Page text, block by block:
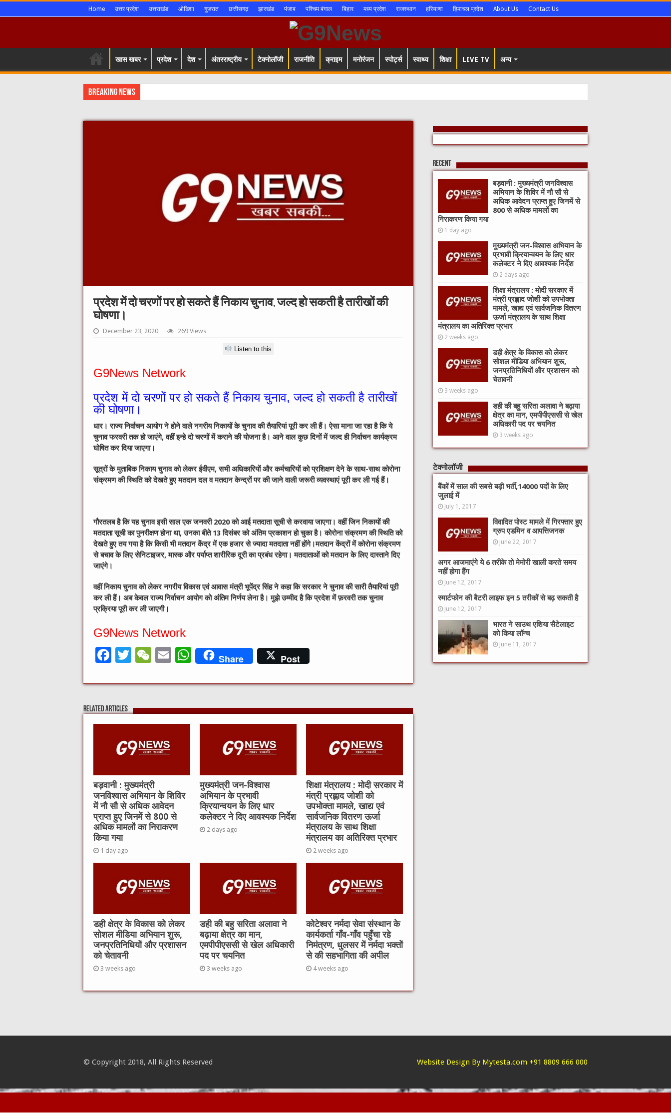
Home उत्तर प्रदेश उत्तराखंड ओडिशा गुजरात छत्तीसगढ़ झारखंड पंजाब पश्चिम बंगाल बिहार मध्य प्रदेश राजस्थान हरियाणा हिमाचल प्रदेश About Us Contact Us
खास खबर प्रदेश देश अंतरराष्ट्रीय टेक्नोलॉजी राजनीति क्राइम मनोरंजन स्पोर्ट्स स्वाथ्य शिक्षा LIVE TV अन्य
Breaking News
प्रदेश में दो चरणों पर हो सकते हैं निकाय चुनाव, जल्द हो सकती है तारीखों की
घोषणा।
December 23, 2020 269 Views
Listen to this
G9News Network
प्रदेश में दो चरणों पर हो सकते हैं निकाय चुनाव, जल्द हो सकती है तारीखों
की घोषणा।
धार। राज्य निर्वाचन आयोग ने होने वाले नगरीय निकायों के चुनाव की तैयारियां पूरी कर ली हैं। ऐसा माना जा रहा है कि ये
चुनाव फरवरी तक हो जाएंगे, वहीं इन्हे दो चरणों में कराने की योजना है। आने वाल कुछ दिनों में जल्द ही निर्वाचन कार्यक्रम
घोषित कर दिया जाएगा।
सूत्रों के मुताबिक निकाय चुनाव को लेकर ईवीएम, सभी अधिकारियों और कर्मचारियों को प्रशिक्षण देने के साथ-साथ कोरोना
संक्रमण की स्थिति को देखते हुए मतदान दल व मतदान केन्द्रों पर की जाने वाली जरूरी व्यवस्थाएं पूरी कर ली गई हैं।
गौरतलब है कि यह चुनाव इसी साल एक जनवरी 2020 को आई मतदाता सूची से करवाया जाएगा। वहीं जिन निकायों की
मतदाता सूची का पुनरीक्षण होना था, उनका बीते 13 दिसंबर को अंतिम प्रकाशन हो चुका है। कोरोना संक्रमण की स्थिति को
देखते हुए तय गया है कि किसी भी मतदान केंद्र में एक हजार से ज्यादा मतदाता नहीं होंगे।मतदान केंद्रों में कोरोना संक्रमण
से बचाव के लिए सेनिटाइजर, मास्क और पर्याप्त शारीरिक दूरी का प्रबंध रहेगा। मतदाताओं को मतदान के लिए दास्ताने दिए
जाएंगे।
वहीं निकाय चुनाव को लेकर नगरीय विकास एवं आवास मंत्री भूपेंद्र सिंह ने कहा कि सरकार ने चुनाव की सारी तैयारियां पूरी
कर ली हैं। अब केवल राज्य निर्वाचन आयोग को अंतिम निर्णय लेना है। मुझे उम्मीद है कि प्रदेश में फ़रवरी तक चुनाव
प्रक्रिया पूरी कर ली जाएगी।
G9News Network
F
c
e
b
o
T
it
te
r
W
C
h
at
E
ai
l
W
at
s
A
Share Post
Related Articles
बड़वानी : मुख्यमंत्री
जनविश्वास अभियान के शिविर
में नौ सौ से अधिक आवेदन
प्राप्त हुए जिनमें से 800 से
अधिक मामलों का निराकरण
किया गया
1 day ago
मुख्यमंत्री जन-विश्वास
अभियान के प्रभावी
क्रियान्वयन के लिए धार
कलेक्टर ने दिए आवश्यक निर्देश
2 days ago
शिक्षा मंत्रालय : मोदी सरकार में
मंत्री प्रह्लाद जोशी को
उपभोक्ता मामले, खाद्य एवं
सार्वजनिक वितरण ऊर्जा
मंत्रालय के साथ शिक्षा
मंत्रालय का अतिरिक्त प्रभार
2 weeks ago
डही क्षेत्र के विकास को लेकर
सोशल मीडिया अभियान शुरू,
जनप्रतिनिधियों और प्रशासन
को चेतावनी
3 weeks ago
डही की बहु सरिता अलावा ने
बढ़ाया क्षेत्र का मान,
एमपीपीएससी से खेल अधिकारी
पद पर चयनित
3 weeks ago
कोटेश्वर नर्मदा सेवा संस्थान के
कार्यकर्ता गाँव-गाँव पहुँचा रहे
निमंत्रण, धुलसर में नर्मदा भक्तों
से की सहभागिता की अपील
4 weeks ago
Recent
बड़वानी : मुख्यमंत्री जनविश्वास
अभियान के शिविर में नौ सौ से
अधिक आवेदन प्राप्त हुए जिनमें से
800 से अधिक मामलों का
निराकरण किया गया
1 day ago
मुख्यमंत्री जन-विश्वास अभियान के
प्रभावी क्रियान्वयन के लिए धार
कलेक्टर ने दिए आवश्यक निर्देश
2 days ago
शिक्षा मंत्रालय : मोदी सरकार में
मंत्री प्रह्लाद जोशी को उपभोक्ता
मामले, खाद्य एवं सार्वजनिक वितरण
ऊर्जा मंत्रालय के साथ शिक्षा
मंत्रालय का अतिरिक्त प्रभार
2 weeks ago
डही क्षेत्र के विकास को लेकर
सोशल मीडिया अभियान शुरू,
जनप्रतिनिधियों और प्रशासन को
चेतावनी
3 weeks ago
डही की बहु सरिता अलावा ने बढ़ाया
क्षेत्र का मान, एमपीपीएससी से खेल
अधिकारी पद पर चयनित
3 weeks ago
टेक्नोलॉजी
बैंकों में साल की सबसे बड़ी भर्ती,14000 पदों के लिए
जुलाई में
July 1, 2017
विवादित पोस्ट मामले में गिरफ्तार हुए
ग्रुप एडमिन व आपत्तिजनक
June 22, 2017
अगर आजमाएंगे ये 6 तरीके तो मेमोरी खाली करते समय
नहीं होगा हैंग
June 12, 2017
स्मार्टफोन की बैटरी लाइफ इन 5 तरीकों से बढ़ सकती है
June 12, 2017
भारत ने साउथ एशिया सैटेलाइट
को किया लॉन्च
June 11, 2017
Website Design By Mytesta.com +91 8809 666 000
© Copyright 2018, All Rights Reserved